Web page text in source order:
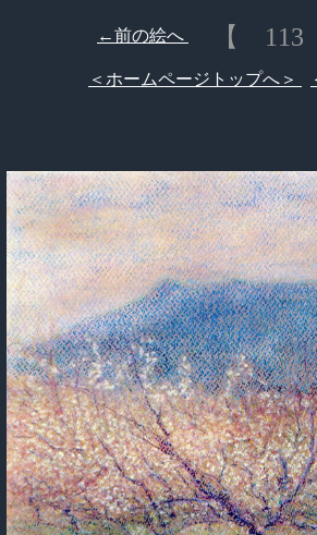
←前の絵へ 【
＜ホームページトップへ＞